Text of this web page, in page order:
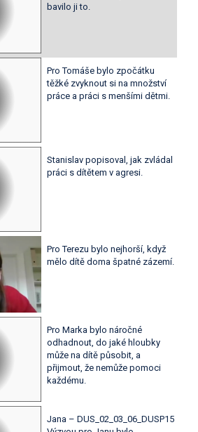
bavilo ji to.
Pro Tomáše bylo zpočátku
těžké zvyknout si na množství
práce a práci s menšími dětmi.
Stanislav popisoval, jak zvládal
práci s dítětem v agresi.
Pro Terezu bylo nejhorší, když
mělo dítě doma špatné zázemí.
Pro Marka bylo náročné
odhadnout, do jaké hloubky
může na dítě působit, a
přijmout, že nemůže pomoci
každému.
Jana – DUS_02_03_06_DUSP15